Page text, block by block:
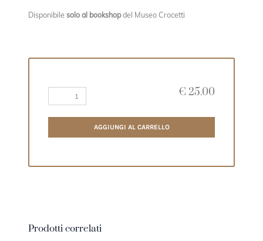
Disponibile solo al bookshopdel Museo Crocetti
€ 25.00
AGGIUNGI AL CARRELLO
Prodotti correlati